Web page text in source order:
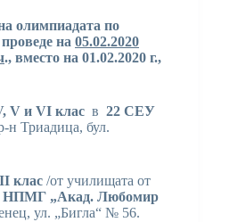
олимпиадата по
на 05.02.2020
., вместо на 01.02.2020 г.,
V и VІ клас в 22 СЕУ
н Триадица, бул.
клас /от училищата от
НПМГ „Акад. Любомир
ул. „Бигла“ № 56.